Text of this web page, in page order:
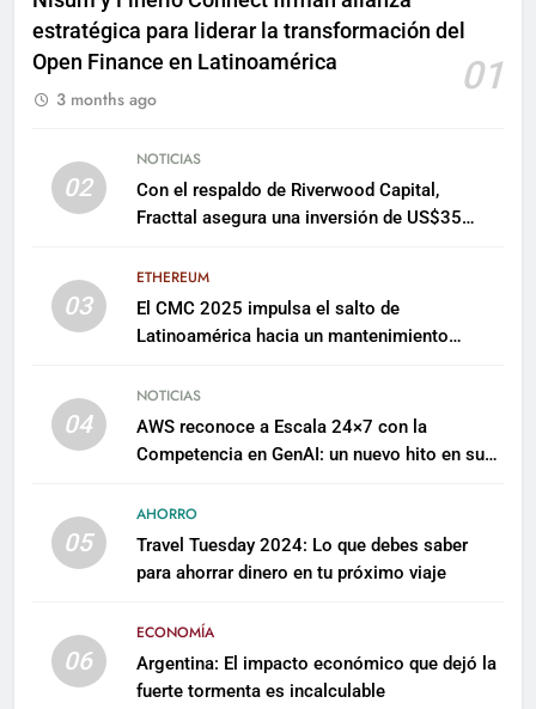
estratégica para liderar la transformación del
Open Finance en Latinoamérica
01
3 months ago
02
NOTICIAS
Con el respaldo de Riverwood Capital,
Fracttal asegura una inversión de US$35
03
ETHEREUM
El CMC 2025 impulsa el salto de
Latinoamérica hacia un mantenimiento
04
NOTICIAS
AWS reconoce a Escala 24×7 con la
Competencia en GenAI: un nuevo hito en su
05
AHORRO
Travel Tuesday 2024: Lo que debes saber
para ahorrar dinero en tu próximo viaje
06
ECONOMÍA
Argentina: El impacto económico que dejó la
fuerte tormenta es incalculable